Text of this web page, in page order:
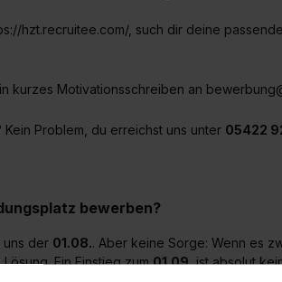
hzt.recruitee.com/, such dir deine
kurzes Motivationsschreiben an
Problem, du erreichst uns unter 05422
bewerben?
uns der 01.08.. Aber keine Sorge: Wenn es
Ein Einstieg zum01.09.ist absolut